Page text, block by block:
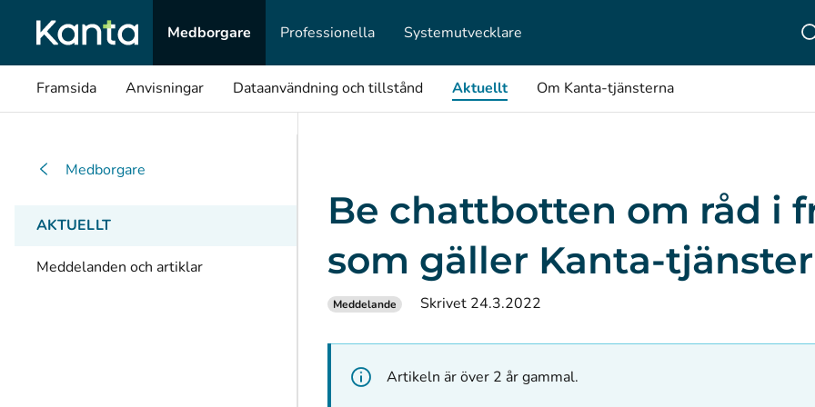
Medborgare
Professionella Systemutvecklare
Framsida Anvisningar Dataanvändning och tillstånd Aktuellt Om Kanta-tjänsterna
Medborgare
AKTUELLT
Meddelanden och artiklar
Be chattbotten om råd i
som gäller Kanta-
Meddelande Skrivet 24.3.2022
Artikeln är över 2 år gammal.